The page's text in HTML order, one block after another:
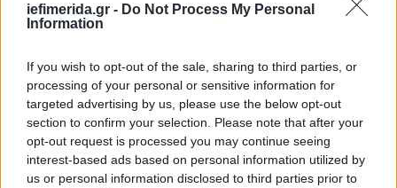
iefimerida.gr - Do Not Process My Personal
Information
If you wish to opt-out of the sale, sharing to third parties, or
processing of your personal or sensitive information for
targeted advertising by us, please use the below opt-out
section to confirm your selection. Please note that after your
opt-out request is processed you may continue seeing
interest-based ads based on personal information utilized by
us or personal information disclosed to third parties prior to
Mαχητές στους δρόμους του Κιντάλ, στο βόρειο Μάλι, Σάββατο 25
Απριλίου 2026. (Μέτωπο Απελευθέρωσης του Αζαβάδ/ ViaAP)